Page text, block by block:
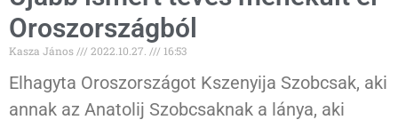
Oroszországból
Kasza János 2022.10.27. 16:53
Elhagyta Oroszországot Kszenyija Szobcsak, aki
annak az Anatolij Szobcsaknak a lánya, aki